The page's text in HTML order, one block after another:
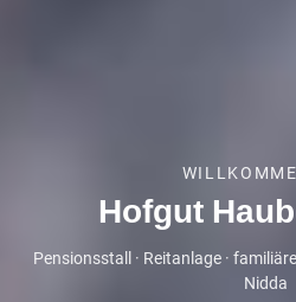
Hofgut
Pensionsstall · Reitanlage ·
Nidda